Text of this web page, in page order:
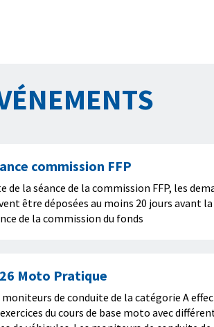
commission FFP
de la séance de la commission FFP, les
être déposées au moins 20 jours avant la
de la commission du fonds
Moto Pratique
moniteurs de conduite de la catégorie A
du cours de base moto avec